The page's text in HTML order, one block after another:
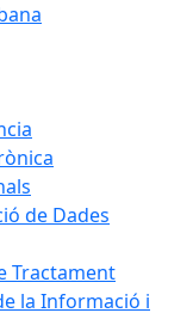
de Dades
Tractament
la Informació i